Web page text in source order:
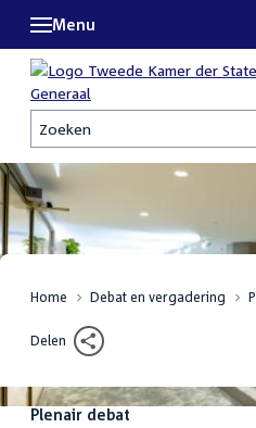
Zoeken
Menu
Home Debat en vergadering
Delen
Plenair debat